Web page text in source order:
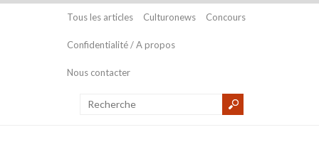
Tous les articles Culturonews Concours
Confidentialité / A propos
Nous contacter